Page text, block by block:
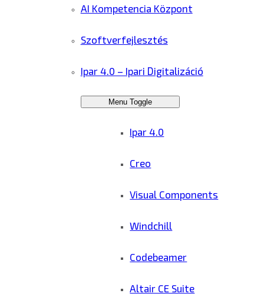
AI Kompetencia Központ
Szoftverfejlesztés
Ipar 4.0 – Ipari Digitalizáció
Menu Toggle
Ipar 4.0
Creo
Visual Components
Windchill
Codebeamer
Altair CE Suite